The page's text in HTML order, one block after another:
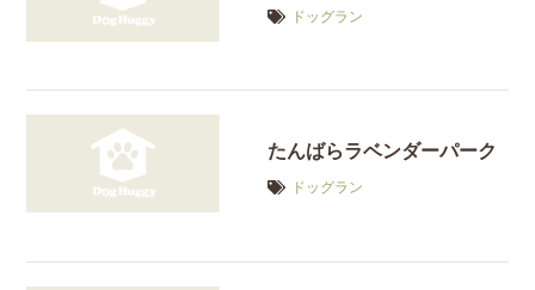
ドッグラン
たんばらラベンダーパーク
ドッグラン